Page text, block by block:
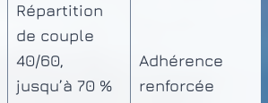
Répartition
de couple
40/60,
jusqu’à 70 %
Adhérence
renforcée